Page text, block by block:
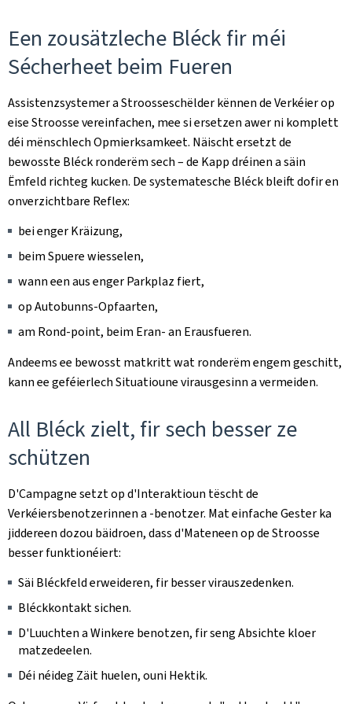
Een zousätzleche Bléck fir méi
Sécherheet beim Fueren
Assistenzsystemer a Stroosseschëlder kënnen de Verkéier op
eise Stroosse vereinfachen, mee si ersetzen awer ni komplett
déi mënschlech Opmierksamkeet. Näischt ersetzt de
bewosste Bléck ronderëm sech – de Kapp dréinen a säin
Ëmfeld richteg kucken. De systematesche Bléck bleift dofir en
onverzichtbare Reflex:
bei enger Kräizung,
beim Spuere wiesselen,
wann een aus enger Parkplaz fiert,
op Autobunns-Opfaarten,
am Rond-point, beim Eran- an Erausfueren.
Andeems ee bewosst matkritt wat ronderëm engem geschitt,
kann ee geféierlech Situatioune virausgesinn a vermeiden.
All Bléck zielt, fir sech besser ze
schützen
D'Campagne setzt op d'Interaktioun tëscht de
Verkéiersbenotzerinnen a -benotzer. Mat einfache Gester ka
jiddereen dozou bäidroen, dass d'Mateneen op de Stroosse
besser funktionéiert:
Säi Bléckfeld erweideren, fir besser virauszedenken.
Bléckkontakt sichen.
D'Luuchten a Winkere benotzen, fir seng Absichte kloer
matzedeelen.
Déi néideg Zäit huelen, ouni Hektik.